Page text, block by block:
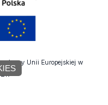
Unii Europejskiej w